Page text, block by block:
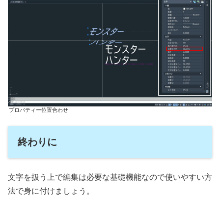
プロパティー位置合わせ
終わりに
文字を扱う上で編集は必要な基礎機能なので使いやすい方
法で身に付けましょう。